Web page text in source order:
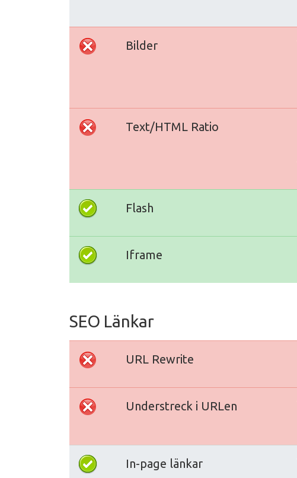
Bilder
Text/HTML Ratio
Flash
Iframe
SEO Länkar
URL Rewrite
Understreck i URLen
In-page länkar